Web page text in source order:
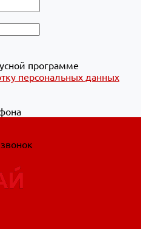
программе
персональных данных